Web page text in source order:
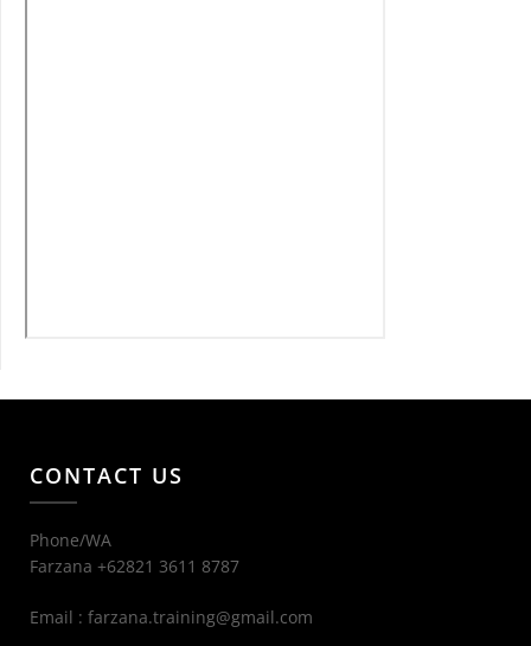
CONTACT US
Phone/WA
Farzana +62821 3611 8787
Email : farzana.training@gmail.com